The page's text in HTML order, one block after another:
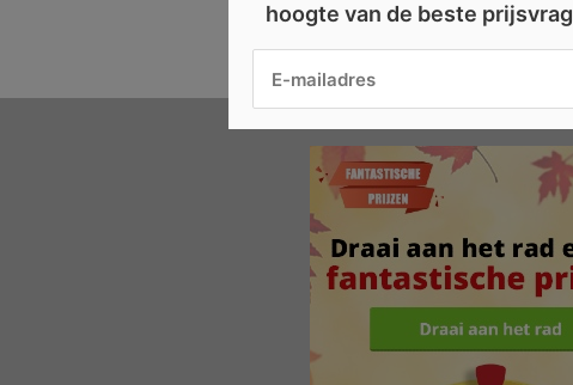
hoogte van de beste